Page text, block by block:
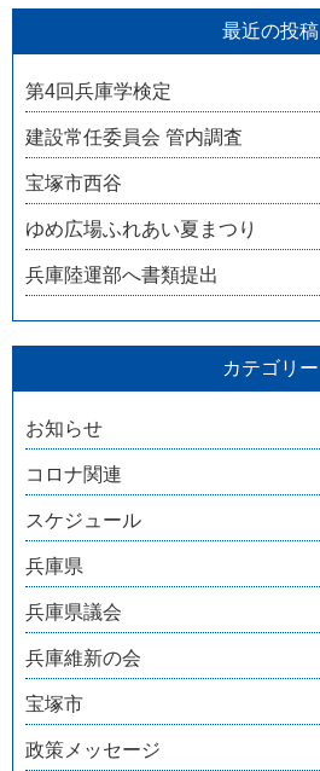
最近の投稿
第4回兵庫学検定
建設常任委員会 管内調査
宝塚市西谷
ゆめ広場ふれあい夏まつり
兵庫陸運部へ書類提出
カテゴリー
お知らせ
コロナ関連
スケジュール
兵庫県
兵庫県議会
兵庫維新の会
宝塚市
政策メッセージ